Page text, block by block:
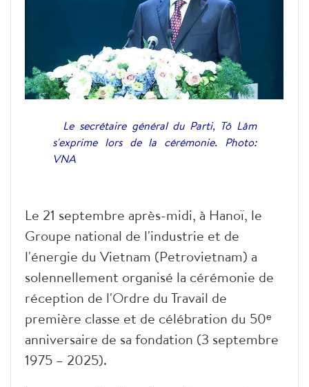
Le secrétaire général du Parti, Tô Lâm
s'exprime lors de la cérémonie. Photo:
VNA
Le 21 septembre après-midi, à Hanoï, le
Groupe national de l'industrie et de
l'énergie du Vietnam (Petrovietnam) a
solennellement organisé la cérémonie de
réception de l'Ordre du Travail de
première classe et de célébration du 50ᵉ
anniversaire de sa fondation (3 septembre
1975 – 2025).